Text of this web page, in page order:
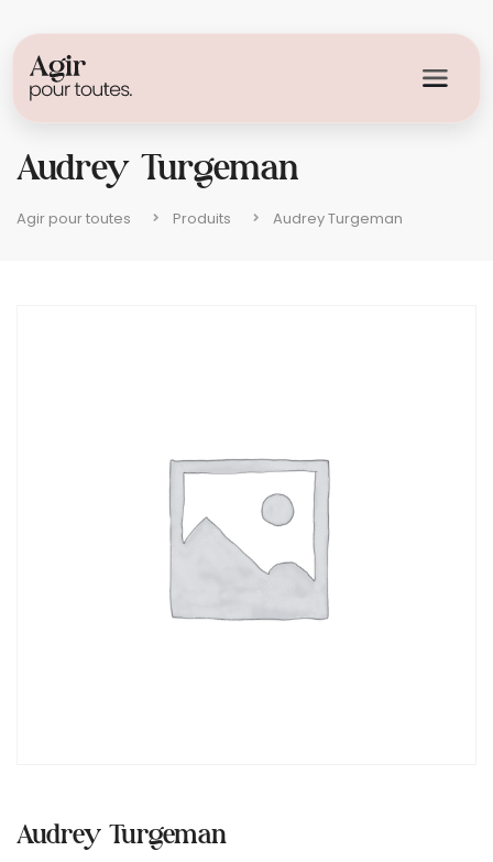
Audrey Turgeman
Agir pour toutes Produits Audrey Turgeman
Audrey Turgeman